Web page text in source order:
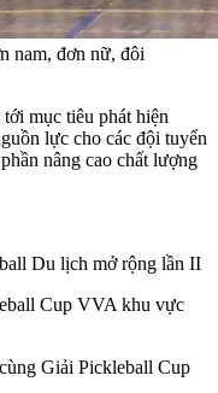
nam, đơn nữ, đôi
mục tiêu phát hiện
lực cho các đội tuyển
nâng cao chất lượng
Du lịch mở rộng lần II
Cup VVA khu vực
Giải Pickleball Cup